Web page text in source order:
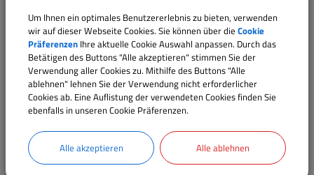
Verantwortliche Behörde
Ansprechpartner:
ElenaRudi
Tel.:09146 94294-20
E-Mail: e.rudi@vgem-altmuehltal.de
Um Ihnen ein optimales Benutzererlebnis zu bieten, verwenden
wir auf dieser Webseite Cookies. Sie können über die Cookie
Präferenzen Ihre aktuelle Cookie Auswahl anpassen. Durch das
Betätigen des Buttons "Alle akzeptieren" stimmen Sie der
Verwendung aller Cookies zu. Mithilfe des Buttons "Alle
ablehnen" lehnen Sie der Verwendung nicht erforderlicher
Cookies ab. Eine Auflistung der verwendeten Cookies finden Sie
ebenfalls in unseren Cookie Präferenzen.
Alle akzeptieren Alle ablehnen